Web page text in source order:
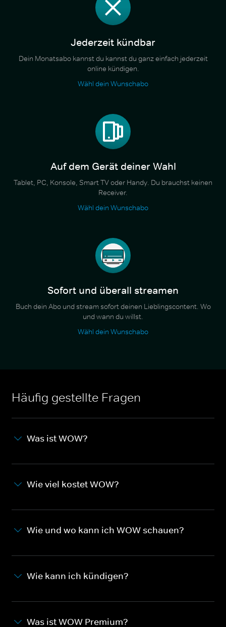
Jederzeit kündbar
Dein Monatsabo kannst du kannst du ganz einfach jederzeit
online kündigen.
Wähl dein Wunschabo
Auf dem Gerät deiner Wahl
Tablet, PC, Konsole, Smart TV oder Handy. Du brauchst keinen
Receiver.
Wähl dein Wunschabo
Sofort und überall streamen
Buch dein Abo und stream sofort deinen Lieblingscontent. Wo
und wann du willst.
Wähl dein Wunschabo
Häufig gestellte Fragen
Was ist WOW?
Wie viel kostet WOW?
Wie und wo kann ich WOW schauen?
Wie kann ich kündigen?
Was ist WOW Premium?